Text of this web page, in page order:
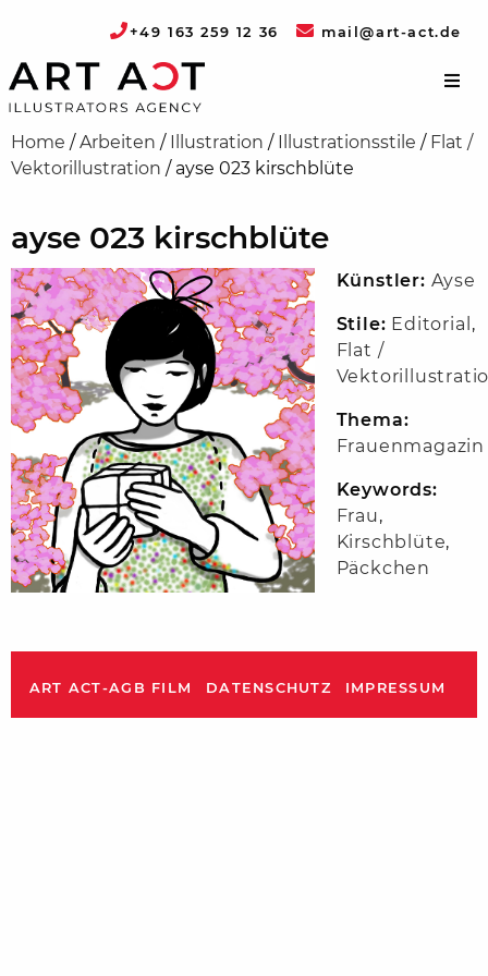
+49 163 259 12 36 mail@art-act.de
Home /Arbeiten / Illustration / Illustrationsstile / Flat /
Vektorillustration / ayse 023 kirschblüte
ayse 023 kirschblüte
Künstler: Ayse
Stile: Editorial ,
Flat /
Thema:
Frauenmagazin
Keywords:
Frau,
Kirschblüte,
Päckchen
ART ACT-AGB FILM DATENSCHUTZ IMPRESSUM